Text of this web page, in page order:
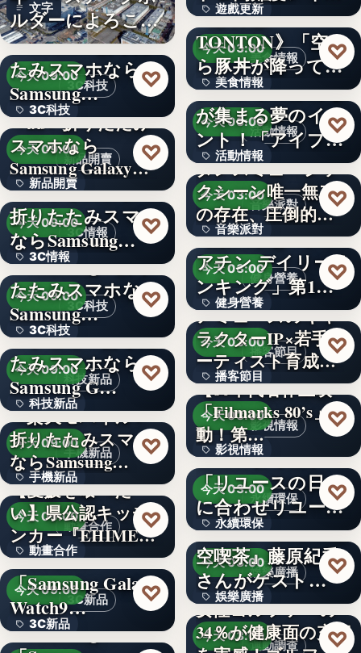
文字
ルダーによろこば
れる…
3C科技
今天 09:00
3C科技
文字
＜OPEN＞折りた
たみスマホなら
Samsung…
♡
新品開賣
今天 09:00
新品開賣
4.1
＜au＞折りたたみ
スマホなら
Samsung Galaxy…
♡
3C情報
今天 09:00
3C情報
文字
＜ソフトバンク＞
折りたたみスマホ
ならSamsung…
♡
3C科技
今天 09:00
3C科技
文字
＜Samsung＞折り
たたみスマホなら
Samsung…
♡
科技新品
今天 09:00
科技新品
文字
＜ドコモ＞折りた
たみスマホなら
Samsung G…
♡
手機新品
今天 09:00
手機新品
4.1
＜楽天モバイル＞
折りたたみスマホ
ならSamsung…
♡
動畫合作
今天 09:00
動畫合作
108
【愛媛を喰べた
い】県公認キッチ
ンカー『EHIMEみ
きゃん…
♡
3C新品
今天 09:00
3C新品
＜OPEN＞
「Samsung Galaxy
Watch9…
♡
＜Samsung＞
遊戲更新
文字
を実装！新…
美食情報
今天 03:00
美食情報
文字
《豚丼屋
TONTON》「空か
ら豚丼が降ってき
た」が現実に…
♡
活動情報
今天 03:00
活動情報
文字
アイプリのみんな
が集まる夢のイベ
ント！「アイプリ
ワールド…
♡
音樂派對
今天 03:00
音樂派對
5
ダンスミュージッ
クシーン唯一無二
の存在、圧倒的な
カリスマ…
♡
健身營養
今天 03:00
健身營養
文字
【楽天市場「クレ
アチン デイリーラ
ンキング」第1位
獲得(…
♡
播客節目
今天 03:00
播客節目
36年
アミューズのキャ
ラクターIP×若手ア
ーティスト育成コ
ンテ…
♡
影視情報
今天 03:00
影視情報
40
【80年代名作上映
「Filmarks 80’s」始
動！第…
♡
永續環保
今天 03:00
永續環保
文字
エコスタイル、
「リユースの日」
に合わせリユース
文化の普及…
♡
娛樂廣播
今天 03:00
娛樂廣播
文字
interfm『Runeの星
空喫茶』藤原紀香
さんがゲスト…
♡
運動調查
今天 03:00
女性ゴルファーの
34％が健康面の充実
♡